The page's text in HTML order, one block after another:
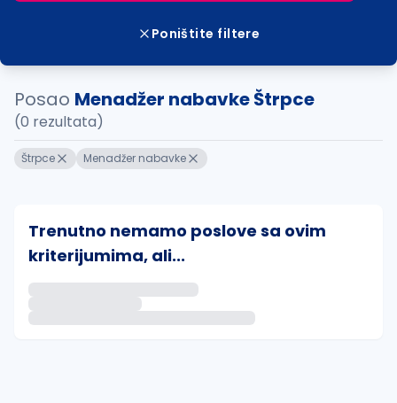
Poništite filtere
Posao Menadžer nabavke Štrpce
(0 rezultata)
Štrpce Menadžer nabavke
Trenutno nemamo poslove sa ovim
kriterijumima, ali...